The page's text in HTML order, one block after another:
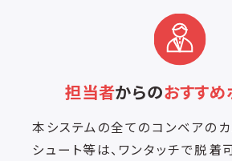
担当者からのおすすめ
本システムの全てのコンベアのカ
シュート等は、ワンタッチで脱着